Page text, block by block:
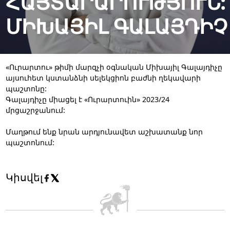
ՄԻԽԱՅԻԼ ԳԱԼԱՅԴԻՉ
«Ուրարտու» թիմի մարզչի օգնական Միխայիլ Գալայդիչը
այսուհետ կստանձնի սելեկցիոն բաժնի ղեկավարի
պաշտոնը:
Գալայդիչը միացել է «Ուրարտուին» 2023/24
մրցաշրջանում:
Մաղթում ենք նրան արդյունավետ աշխատանք նոր
պաշտոնում:
Կիսվել